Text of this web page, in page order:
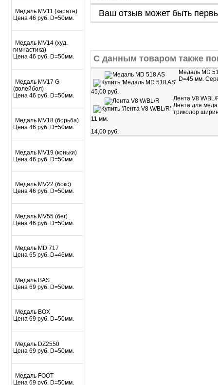
Ваш отзыв может быть
С данным товаром также
Медаль MD
D=45 мм.
45,00 руб.
Лента V8 W/BL/
Лента для
триколор
11 мм.
14,00 руб.
Медаль MV11 (карате)
Цена 46 руб. D=50мм.
Медаль MV14 (худ.
гимнастика)
Цена 46 руб. D=50мм.
Медаль MV17 G
(волейбол)
Цена 46 руб. D=50мм.
Медаль MV18 (борьба)
Цена 46 руб. D=50мм.
Медаль MV19 (коньки)
Цена 46 руб. D=50мм.
Медаль MV22 (бокс)
Цена 46 руб. D=50мм.
Медаль MV55 (бег)
Цена 46 руб. D=50мм.
Mедаль MD 717
Цена 65 руб. D=46мм.
Медаль BAS
Цена 69 руб. D=50мм.
Медаль BOX
Цена 69 руб. D=50мм.
Медаль DZ2550
Цена 69 руб. D=50мм.
Медаль FOOT
Цена 69 руб. D=50мм.